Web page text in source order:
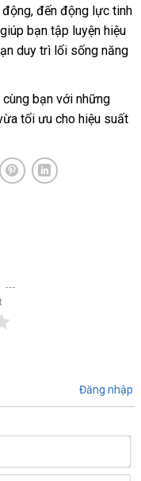
đến động lực tinh
bạn tập luyện hiệu
duy trì lối sống năng
cùng bạn với những
tối ưu cho hiệu suất
Đăng nhập